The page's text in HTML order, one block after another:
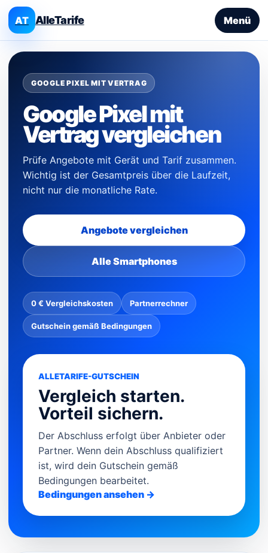
AT AlleTarife Menü
GOOGLE PIXEL MIT VERTRAG
Google Pixel mit
Vertrag vergleichen
Prüfe Angebote mit Gerät und Tarif zusammen.
Wichtig ist der Gesamtpreis über die Laufzeit,
nicht nur die monatliche Rate.
Angebote vergleichen
Alle Smartphones
0 € Vergleichskosten Partnerrechner
Gutschein gemäß Bedingungen
ALLETARIFE-GUTSCHEIN
Vergleich starten.
Vorteil sichern.
Der Abschluss erfolgt über Anbieter oder
Partner. Wenn dein Abschluss qualifiziert
ist, wird dein Gutschein gemäß
Bedingungen bearbeitet.
Bedingungen ansehen →